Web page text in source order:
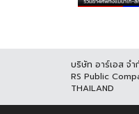
บริษัท อาร์เอส จ
RS Public
THAILAND